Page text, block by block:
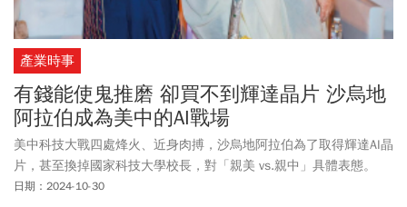
產業時事
有錢能使鬼推磨 卻買不到輝達晶片 沙烏地
阿拉伯成為美中的AI戰場
美中科技大戰四處烽火、近身肉搏，沙烏地阿拉伯為了取得輝達AI晶
片，甚至換掉國家科技大學校長，對「親美 vs.親中」具體表態。
日期：2024-10-30